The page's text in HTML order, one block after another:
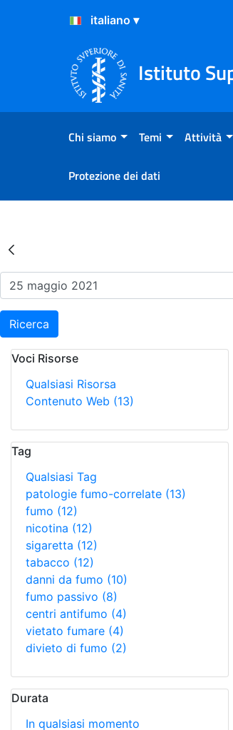
Salta al Contenuto
Salta al Footer
Istituto
Chi siamo Temi Attività
Protezione dei dati
Risultati della
Ricerca
Voci Risorse
Qualsiasi Risorsa
Contenuto Web (13)
Tag
Qualsiasi Tag
patologie fumo-correlate (13)
fumo (12)
nicotina (12)
sigaretta (12)
tabacco (12)
danni da fumo (10)
fumo passivo (8)
centri antifumo (4)
vietato fumare (4)
divieto di fumo (2)
Durata
In qualsiasi momento